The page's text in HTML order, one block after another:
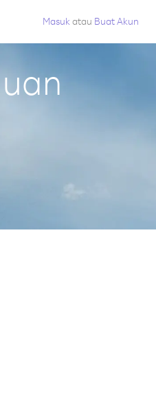
Masuk atau Buat Akun